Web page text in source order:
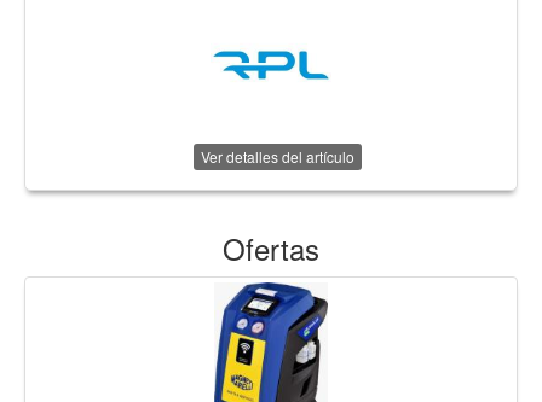
Ver detalles del artículo
Ofertas